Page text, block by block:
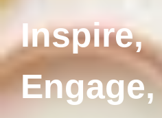
Inspire,